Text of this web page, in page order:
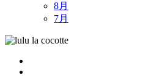
8月
7月